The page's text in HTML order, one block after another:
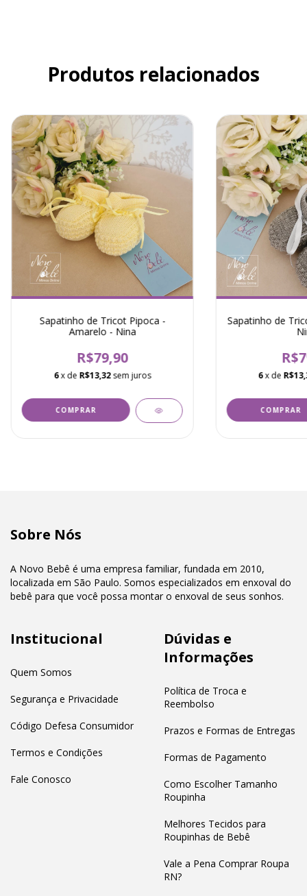
Produtos relacionados
Sapatinho de Tricot Pipoca -
Amarelo - Nina
R$79,90
6x de R$13,32 sem juros
Sapatinho de
6x de
Sobre Nós
A Novo Bebê é uma empresa familiar, fundada em 2010,
localizada em São Paulo. Somos especializados em enxoval do
bebê para que você possa montar o enxoval de seus sonhos.
Institucional
Quem Somos
Segurança e Privacidade
Código Defesa Consumidor
Termos e Condições
Fale Conosco
Dúvidas e
Informações
Política de Troca e
Reembolso
Prazos e Formas de Entregas
Formas de Pagamento
Como Escolher Tamanho
Roupinha
Melhores Tecidos para
Roupinhas de Bebê
Vale a Pena Comprar Roupa
RN?